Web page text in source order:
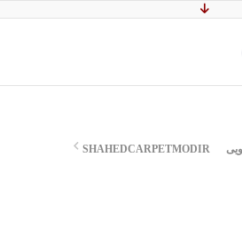
SHAHEDCARPETMODIR